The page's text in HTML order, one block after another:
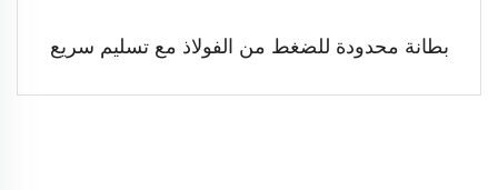
بطانة محدودة للضغط من الفولاذ مع تسليم سريع